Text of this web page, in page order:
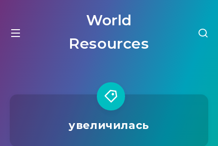
World
Resources
увеличилась